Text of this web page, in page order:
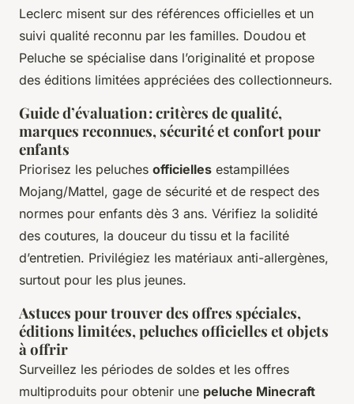
Leclerc misent sur des références officielles et un
suivi qualité reconnu par les familles. Doudou et
Peluche se spécialise dans l’originalité et propose
des éditions limitées appréciées des collectionneurs.
Guide d’évaluation : critères de qualité,
marques reconnues, sécurité et confort pour
enfants
Priorisez les peluches officielles estampillées
Mojang/Mattel, gage de sécurité et de respect des
normes pour enfants dès 3 ans. Vérifiez la solidité
des coutures, la douceur du tissu et la facilité
d’entretien. Privilégiez les matériaux anti-allergènes,
surtout pour les plus jeunes.
Astuces pour trouver des offres spéciales,
éditions limitées, peluches officielles et objets
à offrir
Surveillez les périodes de soldes et les offres
multiproduits pour obtenir une peluche Minecraft